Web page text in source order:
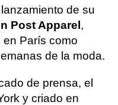
de su
Post Apparel ,
en París como
de la moda.
de prensa, el
y criado en